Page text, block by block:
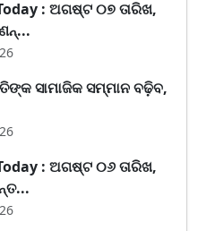
: ଅଗଷ୍ଟ ୦୭ ତାରିଖ,
ସାମାଜିକ ସମ୍ମାନ ବଢ଼ିବ,
: ଅଗଷ୍ଟ ୦୬ ତାରିଖ,